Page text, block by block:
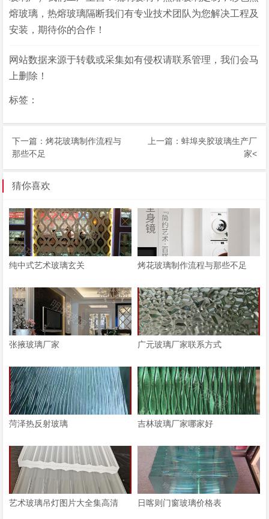
熔玻璃，热熔玻璃隔断我们有专业技术团队为您解决工程及
安装，期待你的合作！
网站数据来源于转载或采集如有侵权请联系管理，我们会马
上删除！
标签：
下一篇： 烤花玻璃制作流程与
那些不足
上一篇： 蚌埠夹胶玻璃生产厂
家<
猜你喜欢
纯中式艺术玻璃玄关 烤花玻璃制作流程与那些不足
张掖玻璃厂家 广元玻璃厂家联系方式
菏泽热反射玻璃 吉林玻璃厂家哪家好
艺术玻璃吊灯图片大全集高清 日喀则门窗玻璃价格表